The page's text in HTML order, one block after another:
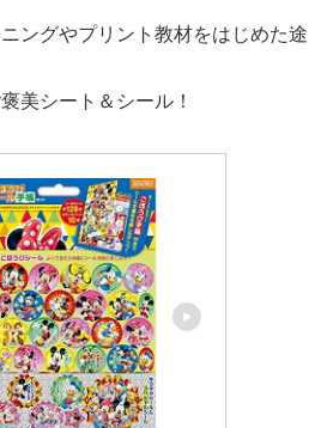
ングやプリント教材をはじめた途
美シート＆シール！